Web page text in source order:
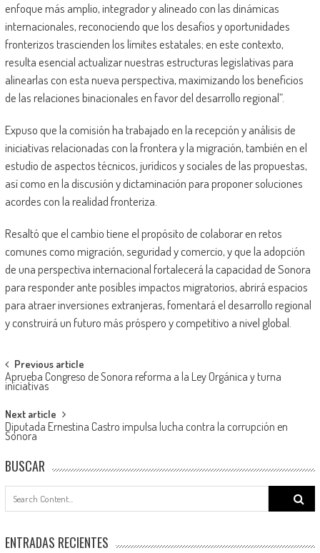
enfoque más amplio, integrador y alineado con las dinámicas
internacionales, reconociendo que los desafíos y oportunidades
fronterizos trascienden los límites estatales; en este contexto,
resulta esencial actualizar nuestras estructuras legislativas para
alinearlas con esta nueva perspectiva, maximizando los beneficios
de las relaciones binacionales en favor del desarrollo regional”.
Expuso que la comisión ha trabajado en la recepción y análisis de
iniciativas relacionadas con la frontera y la migración, también en el
estudio de aspectos técnicos, jurídicos y sociales de las propuestas,
así como en la discusión y dictaminación para proponer soluciones
acordes con la realidad fronteriza.
Resaltó que el cambio tiene el propósito de colaborar en retos
comunes como migración, seguridad y comercio, y que la adopción
de una perspectiva internacional fortalecerá la capacidad de Sonora
para responder ante posibles impactos migratorios, abrirá espacios
para atraer inversiones extranjeras, fomentará el desarrollo regional
y construirá un futuro más próspero y competitivo a nivel global.
Post
navigation
Previous article
Aprueba Congreso de Sonora reforma a la Ley Orgánica y turna
iniciativas
Next article
Diputada Ernestina Castro impulsa lucha contra la corrupción en
Sonora
BUSCAR
Search
for:
ENTRADAS RECIENTES